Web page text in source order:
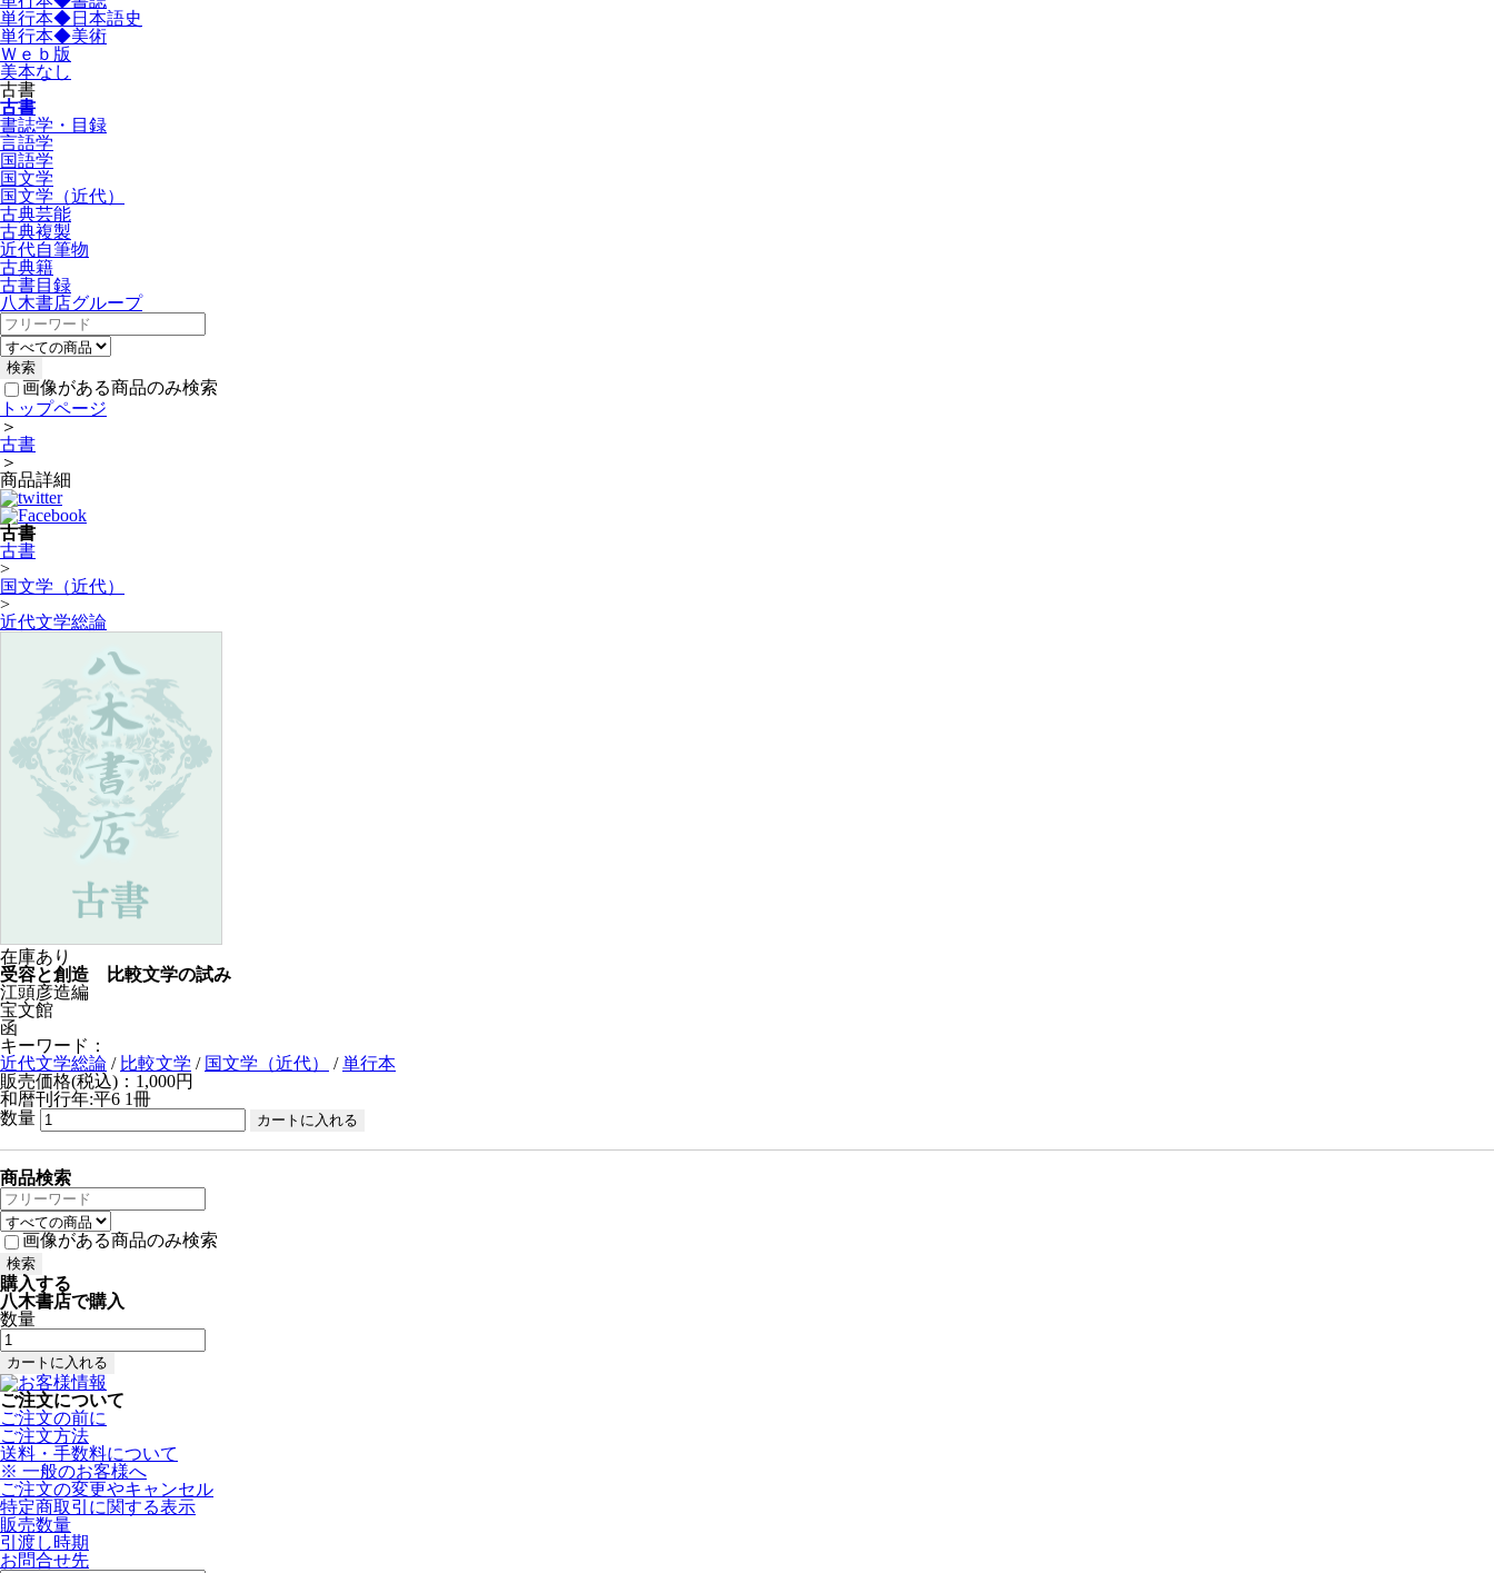
単行本◆日本語史
単行本◆美術
Ｗｅｂ版
美本なし
古書
古書
書誌学・目録
言語学
国語学
国文学
国文学（近代）
古典芸能
古典複製
近代自筆物
古典籍
古書目録
八木書店グループ
画像がある商品のみ検索
トップページ
＞
古書
＞
商品詳細
古書
古書
>
国文学（近代）
>
近代文学総論
在庫あり
受容と創造 比較文学の試み
江頭彦造編
宝文館
函
キーワード：
近代文学総論 / 比較文学 / 国文学（近代） /単行本
販売価格(税込)：1,000円
和暦刊行年:平6 1冊
数量
商品検索
画像がある商品のみ検索
購入する
八木書店で購入
数量
ご注文について
ご注文の前に
ご注文方法
送料・手数料について
※ 一般のお客様へ
ご注文の変更やキャンセル
特定商取引に関する表示
販売数量
引渡し時期
お問合せ先